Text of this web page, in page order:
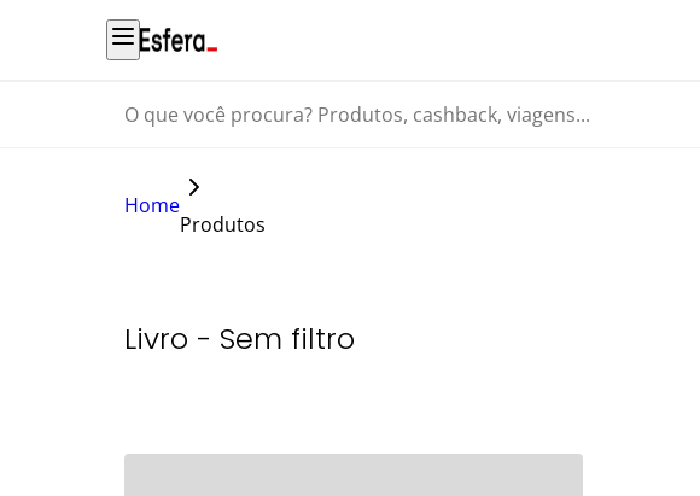
O que você procura? Produtos, cashback, viagens...
Home
Produtos
Livro - Sem filtro